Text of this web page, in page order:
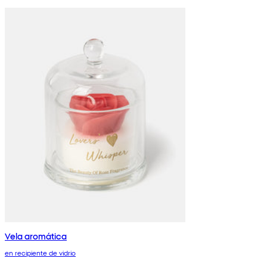
Vela aromática
en recipiente de vidrio